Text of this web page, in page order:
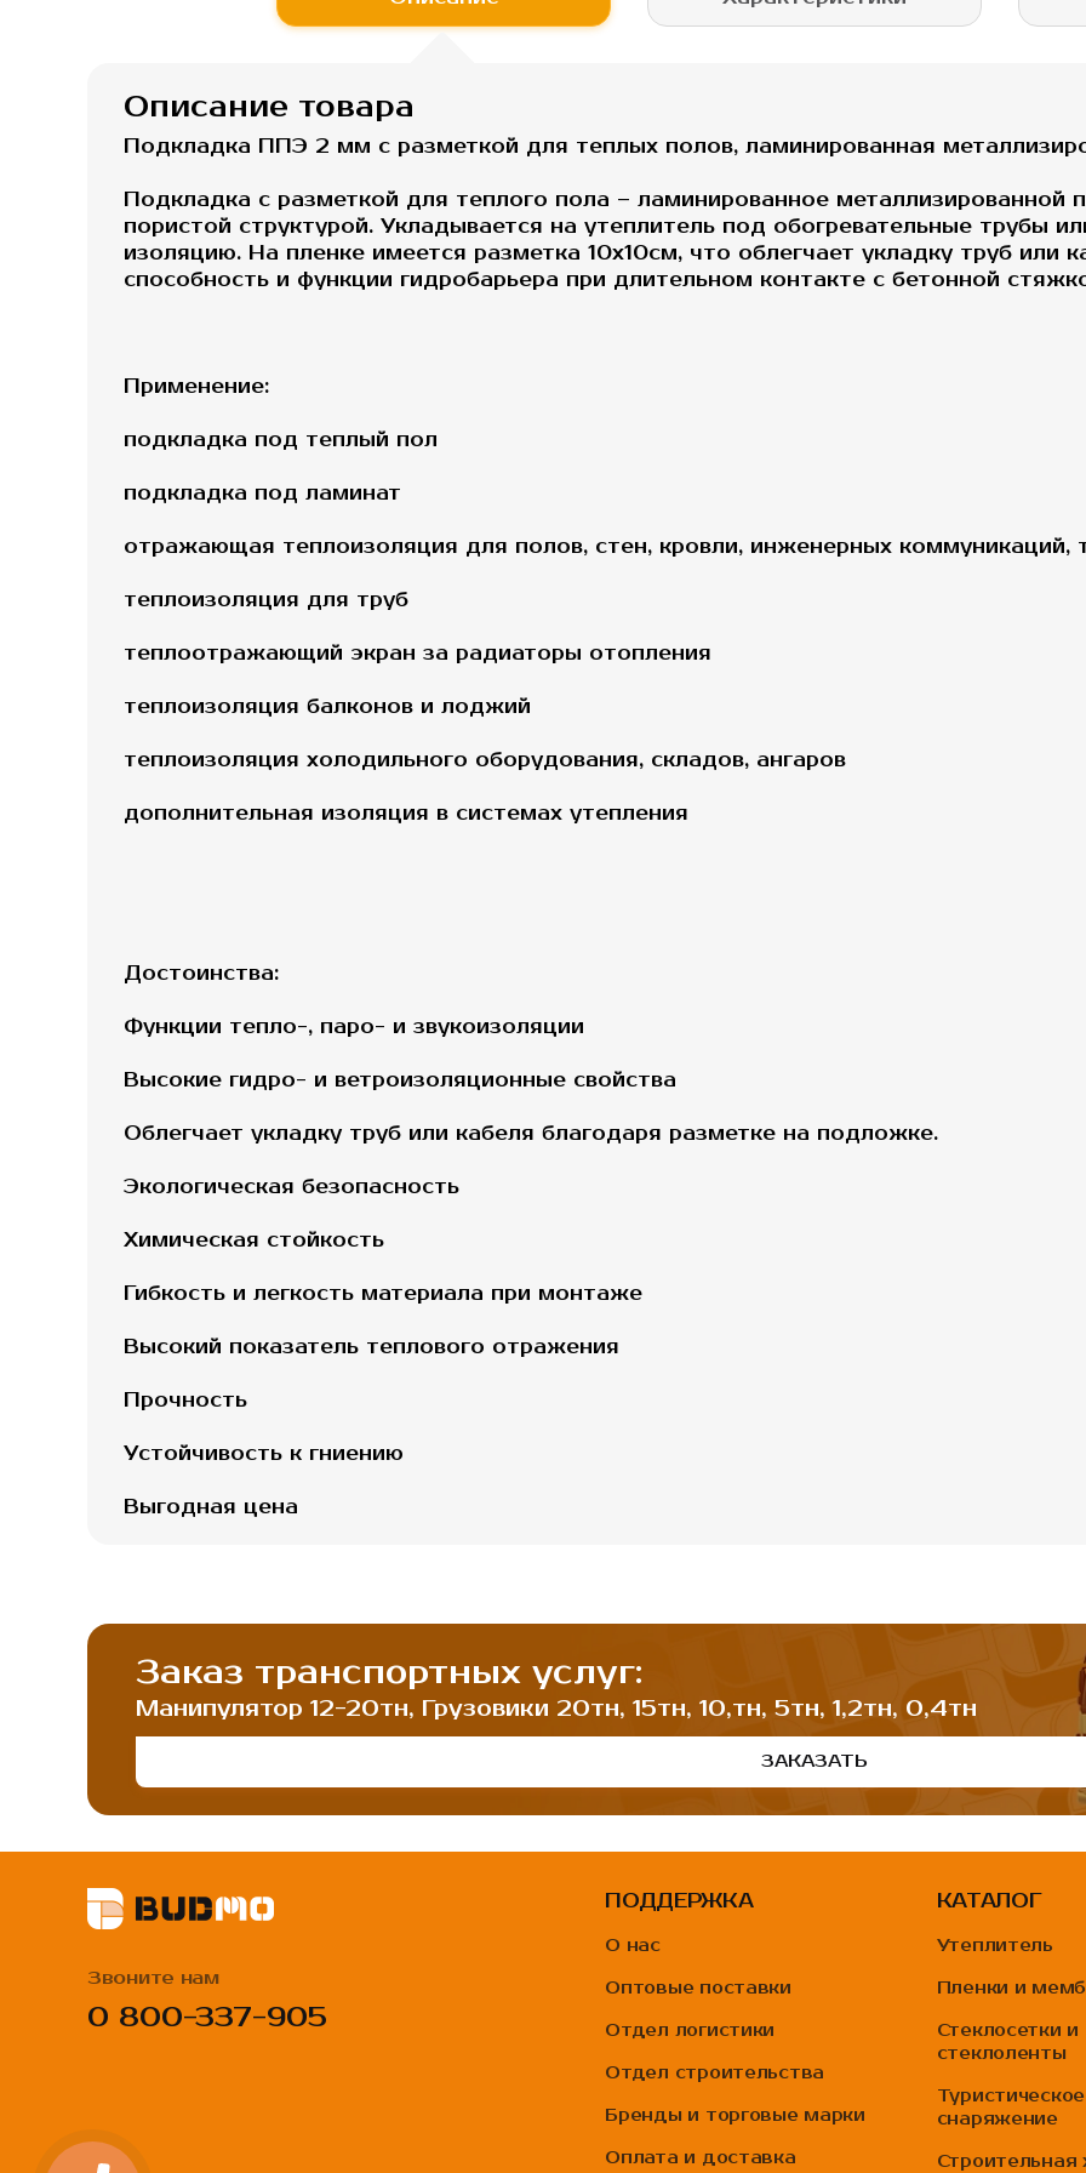
Описание товара
Подкладка ППЭ 2 мм с разметкой для теплых полов, ламинированная
Подкладка с разметкой для теплого пола – ламинированное металлизированной
пористой структурой. Укладывается на утеплитель под обогревательные трубы
изоляцию. На пленке имеется разметка 10х10см, что облегчает укладку труб
способность и функции гидробарьера при длительном контакте с бетонной
Применение:
подкладка под теплый пол
подкладка под ламинат
отражающая теплоизоляция для полов, стен, кровли, инженерных коммуникаций,
теплоизоляция для труб
теплоотражающий экран за радиаторы отопления
теплоизоляция балконов и лоджий
теплоизоляция холодильного оборудования, складов, ангаров
дополнительная изоляция в системах утепления
Достоинства:
Функции тепло-, паро- и звукоизоляции
Высокие гидро- и ветроизоляционные свойства
Облегчает укладку труб или кабеля благодаря разметке на подложке.
Экологическая безопасность
Химическая стойкость
Гибкость и легкость материала при монтаже
Высокий показатель теплового отражения
Прочность
Устойчивость к гниению
Выгодная цена
Заказ транспортных услуг:
Манипулятор 12-20тн, Грузовики 20тн, 15тн, 10,тн, 5тн, 1,2тн, 0,4тн
ЗАКАЗАТЬ
Звоните нам
0 800-337-905
ПОДДЕРЖКА
О нас
Оптовые поставки
Отдел логистики
Отдел строительства
Бренды и торговые марки
Оплата и доставка
КАТАЛОГ
Утеплитель
Пленки и
Стеклосетки и
стеклоленты
Туристическое
снаряжение
Строительная